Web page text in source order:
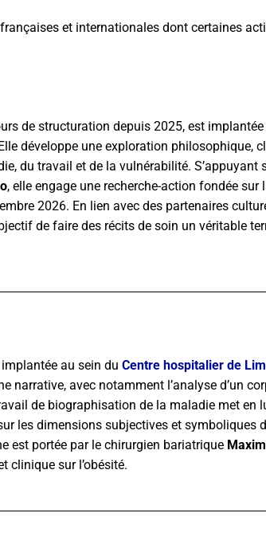
et internationales dont certaines
de structuration depuis 2025, est
développe une exploration philosophique,
du travail et de la vulnérabilité. S’appuyant
, elle engage une recherche-action fondée
2026. En lien avec des partenaires
de faire des récits de soin un véritable
au sein du Centre hospitalier de
narrative, avec notamment l’analyse d’un
de biographisation de la maladie met en
les dimensions subjectives et symboliques
est portée par le chirurgien bariatrique
clinique sur l’obésité.